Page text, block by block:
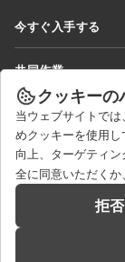
今すぐ入手する
DocSpace
Workspace
コネクター
デスクトップアプリ
モバイルアプリ
共同作業
貢献者向け
翻訳者向け
インフルエンサー向
求人情報
ニュースを見る
ブログ
ヘルプを得る
フォーラム
セールスに関する質問
クッキーの
当ウェブサイトで
めクッキーを使用
向上、ターゲティ
全に同意いただくか
拒否